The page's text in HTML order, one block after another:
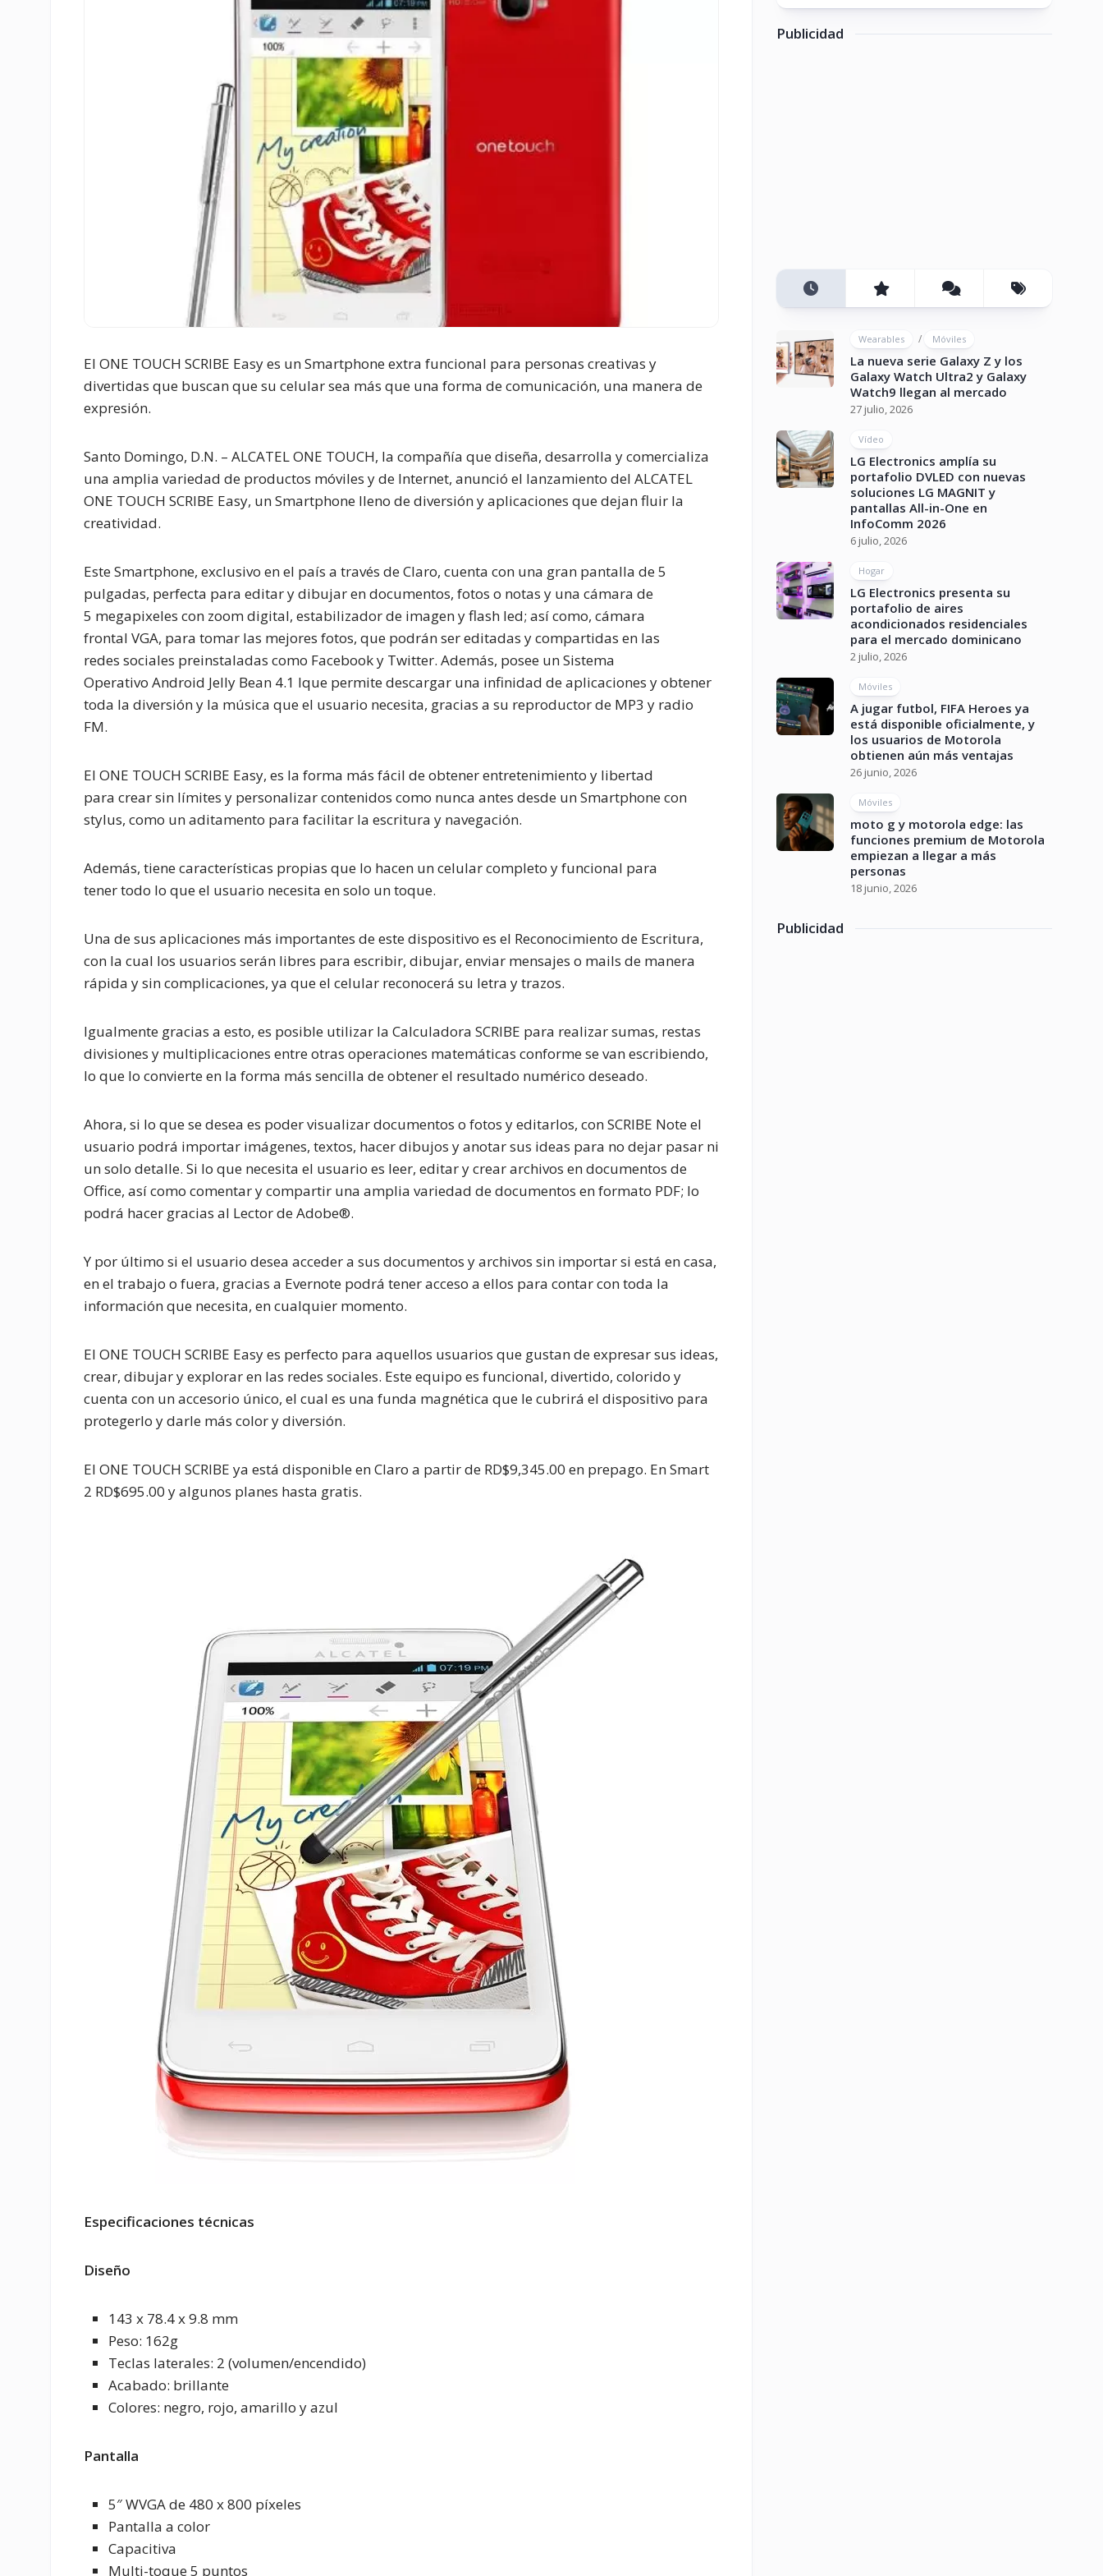
El ONE TOUCH SCRIBE Easy es un Smartphone extra funcional para personas creativas y
divertidas que buscan que su celular sea más que una forma de comunicación, una manera de
expresión.
Santo Domingo, D.N. – ALCATEL ONE TOUCH, la compañía que diseña, desarrolla y comercializa
una amplia variedad de productos móviles y de Internet, anunció el lanzamiento del ALCATEL
ONE TOUCH SCRIBE Easy, un Smartphone lleno de diversión y aplicaciones que dejan fluir la
creatividad.
Este Smartphone, exclusivo en el país a través de Claro, cuenta con una gran pantalla de 5
pulgadas, perfecta para editar y dibujar en documentos, fotos o notas y una cámara de
5 megapixeles con zoom digital, estabilizador de imagen y flash led; así como, cámara
frontal VGA, para tomar las mejores fotos, que podrán ser editadas y compartidas en las
redes sociales preinstaladas como Facebook y Twitter. Además, posee un Sistema
Operativo Android Jelly Bean 4.1 lque permite descargar una infinidad de aplicaciones y obtener
toda la diversión y la música que el usuario necesita, gracias a su reproductor de MP3 y radio
FM.
El ONE TOUCH SCRIBE Easy, es la forma más fácil de obtener entretenimiento y libertad
para crear sin límites y personalizar contenidos como nunca antes desde un Smartphone con
stylus, como un aditamento para facilitar la escritura y navegación.
Además, tiene características propias que lo hacen un celular completo y funcional para
tener todo lo que el usuario necesita en solo un toque.
Una de sus aplicaciones más importantes de este dispositivo es el Reconocimiento de Escritura,
con la cual los usuarios serán libres para escribir, dibujar, enviar mensajes o mails de manera
rápida y sin complicaciones, ya que el celular reconocerá su letra y trazos.
Igualmente gracias a esto, es posible utilizar la Calculadora SCRIBE para realizar sumas, restas
divisiones y multiplicaciones entre otras operaciones matemáticas conforme se van escribiendo,
lo que lo convierte en la forma más sencilla de obtener el resultado numérico deseado.
Ahora, si lo que se desea es poder visualizar documentos o fotos y editarlos, con SCRIBE Note el
usuario podrá importar imágenes, textos, hacer dibujos y anotar sus ideas para no dejar pasar ni
un solo detalle. Si lo que necesita el usuario es leer, editar y crear archivos en documentos de
Office, así como comentar y compartir una amplia variedad de documentos en formato PDF; lo
podrá hacer gracias al Lector de Adobe®.
Y por último si el usuario desea acceder a sus documentos y archivos sin importar si está en casa,
en el trabajo o fuera, gracias a Evernote podrá tener acceso a ellos para contar con toda la
información que necesita, en cualquier momento.
El ONE TOUCH SCRIBE Easy es perfecto para aquellos usuarios que gustan de expresar sus ideas,
crear, dibujar y explorar en las redes sociales. Este equipo es funcional, divertido, colorido y
cuenta con un accesorio único, el cual es una funda magnética que le cubrirá el dispositivo para
protegerlo y darle más color y diversión.
El ONE TOUCH SCRIBE ya está disponible en Claro a partir de RD$9,345.00 en prepago. En Smart
2 RD$695.00 y algunos planes hasta gratis.
Especificaciones técnicas
Diseño
143 x 78.4 x 9.8 mm
Peso: 162g
Teclas laterales: 2 (volumen/encendido)
Acabado: brillante
Colores: negro, rojo, amarillo y azul
Pantalla
5″ WVGA de 480 x 800 píxeles
Pantalla a color
Capacitiva
Multi-toque 5 puntos
Publicidad
Wearables / Móviles
La nueva serie Galaxy Z y los
Galaxy Watch Ultra2 y Galaxy
Watch9 llegan al mercado
27 julio, 2026
Vídeo
LG Electronics amplía su
portafolio DVLED con nuevas
soluciones LG MAGNIT y
pantallas All-in-One en
InfoComm 2026
6 julio, 2026
Hogar
LG Electronics presenta su
portafolio de aires
acondicionados residenciales
para el mercado dominicano
2 julio, 2026
Móviles
A jugar futbol, FIFA Heroes ya
está disponible oficialmente, y
los usuarios de Motorola
obtienen aún más ventajas
26 junio, 2026
Móviles
moto g y motorola edge: las
funciones premium de Motorola
empiezan a llegar a más
personas
18 junio, 2026
Publicidad